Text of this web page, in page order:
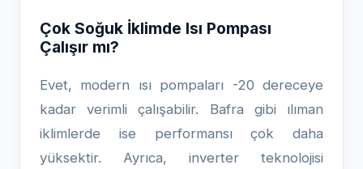
Çok Soğuk İklimde Isı Pompası
Çalışır mı?
Evet, modern ısı pompaları -20 dereceye
kadar verimli çalışabilir. Bafra gibi ılıman
iklimlerde ise performansı çok daha
yüksektir. Ayrıca, inverter teknolojisi